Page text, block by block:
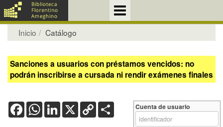
Inicio Catálogo
Sanciones a usuarios con préstamos vencidos: no
podrán inscribirse a cursada ni rendir exámenes finales
FacebookWhatsApp
LinkedIn
X Copy
Link
Cuenta de usuario